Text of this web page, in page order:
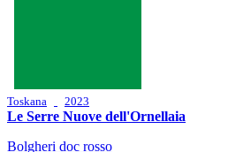
Toskana 2023
Le Serre Nuove dell'Ornellaia
Bolgheri doc rosso